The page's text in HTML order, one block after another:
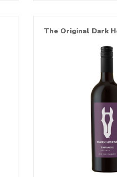
The Original Dark